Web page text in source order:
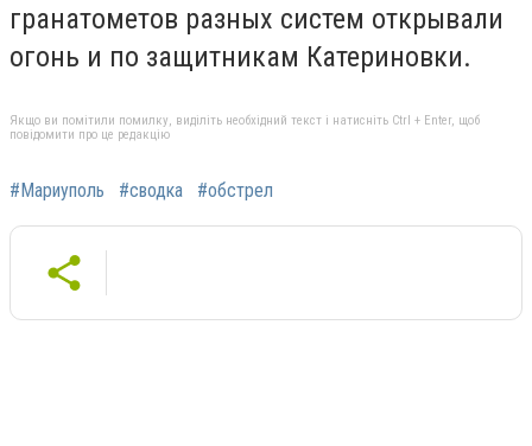
гранатометов разных систем открывали
огонь и по защитникам Катериновки.
Якщо ви помітили помилку, виділіть необхідний текст і натисніть Ctrl + Enter, щоб
повідомити про це редакцію
#Мариуполь #сводка #обстрел